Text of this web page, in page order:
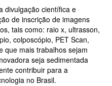
divulgação científica e
de inscrição de imagens
tais como: raio x, ultrasson,
colposcópio, PET Scan,
que mais trabalhos sejam
seja sedimentada
contribuir para a
no Brasil.